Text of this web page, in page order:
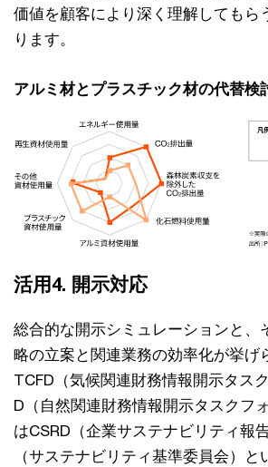
価値を顧客により深く理解してもら
ります。
アルミ材とプラスチック材の代替検
活用4. 開示対応
総合的な開示シミュレーションと、
略の立案と関連業務の効率化が挙げ
TCFD（気候関連財務情報開示タス
D（自然関連財務情報開示タスクフ
はCSRD（企業サステナビリティ報
（サステナビリティ基準委員会）